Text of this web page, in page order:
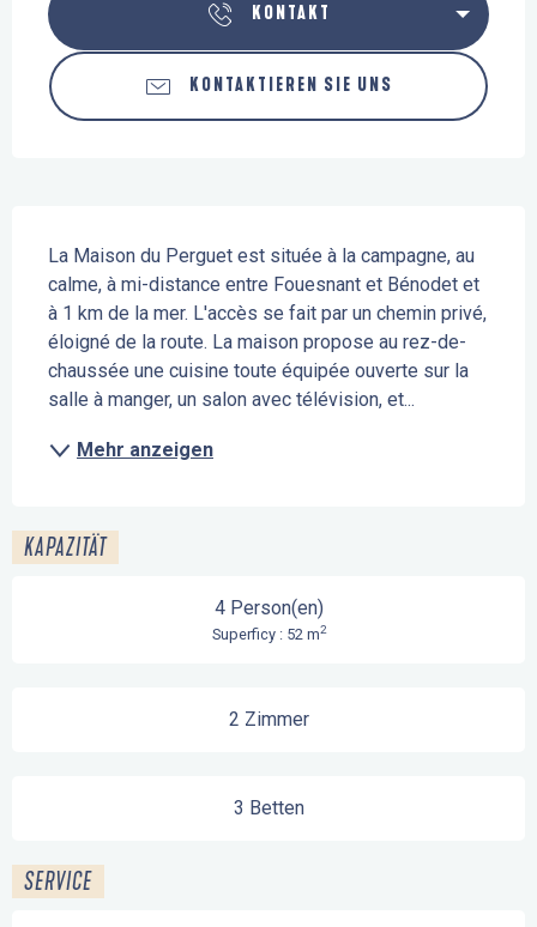
KONTAKT
KONTAKTIEREN SIE UNS
La Maison du Perguet est située à la campagne, au
calme, à mi-distance entre Fouesnant et Bénodet et
à 1 km de la mer. L'accès se fait par un chemin privé,
éloigné de la route. La maison propose au rez-de-
chaussée une cuisine toute équipée ouverte sur la
salle à manger, un salon avec télévision, et...
Mehr anzeigen
KAPAZITÄT
4 Person(en)
Superficy : 52 m2
2 Zimmer
3 Betten
SERVICE